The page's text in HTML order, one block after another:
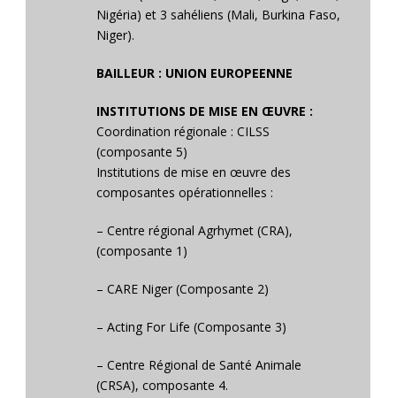
Nigéria) et 3 sahéliens (Mali, Burkina Faso,
Niger).
BAILLEUR : UNION EUROPEENNE
INSTITUTIONS DE MISE EN ŒUVRE :
Coordination régionale : CILSS
(composante 5)
Institutions de mise en œuvre des
composantes opérationnelles :
– Centre régional Agrhymet (CRA),
(composante 1)
– CARE Niger (Composante 2)
– Acting For Life (Composante 3)
– Centre Régional de Santé Animale
(CRSA), composante 4.